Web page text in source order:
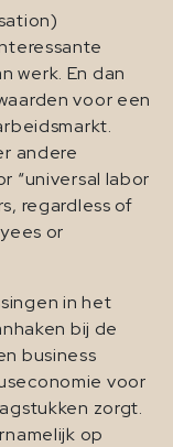
werk. En dan
voor een
andere
“universal labor
regardless of
or
in het
bij de
business
voor
zorgt.
op